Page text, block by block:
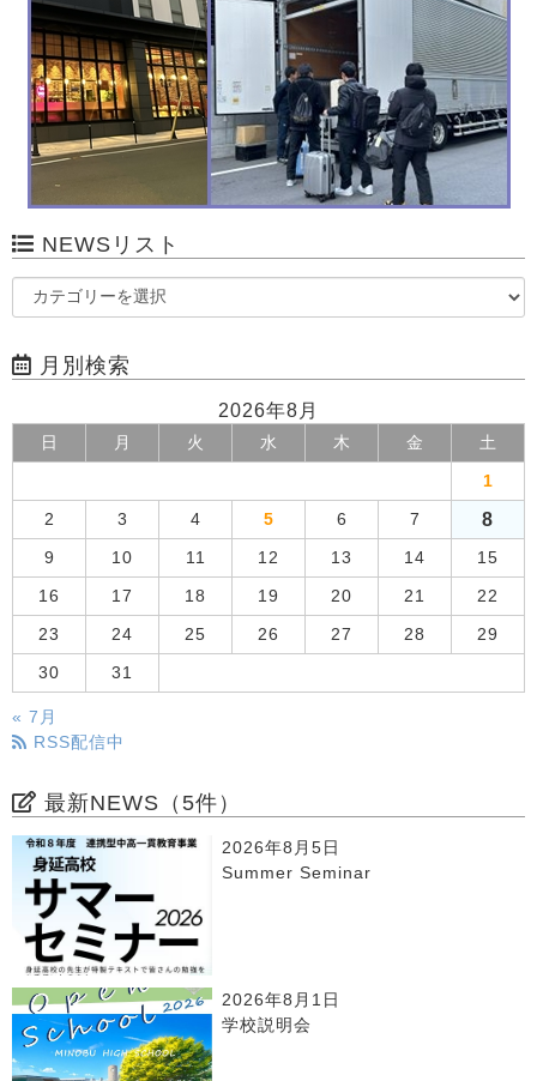
NEWSリスト
月別検索
2026年8月
日 月 火 水 木 金 土
1
2 3 4 5 6 7 8
9 10 11 12 13 14 15
16 17 18 19 20 21 22
23 24 25 26 27 28 29
30 31
« 7月
RSS配信中
最新NEWS（5件）
2026年8月5日
Summer Seminar
2026年8月1日
学校説明会